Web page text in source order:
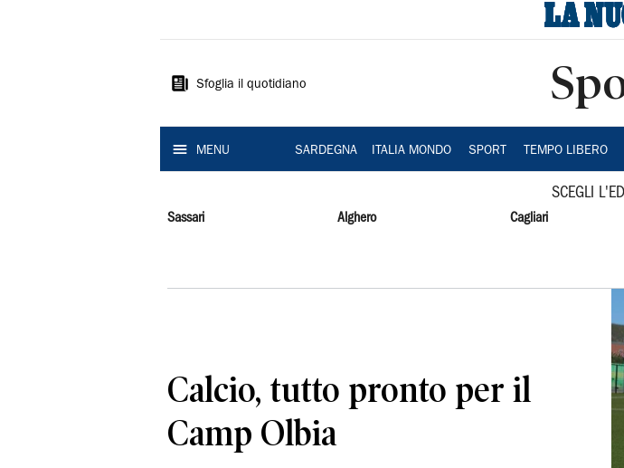
Sardegna
Sfoglia il quotidiano
MENU SARDEGNA ITALIA MONDO SPORT TEMPO LIBERO
SCEGLI
Sassari Alghero Cagliari
Calcio, tutto pronto per il
Camp Olbia